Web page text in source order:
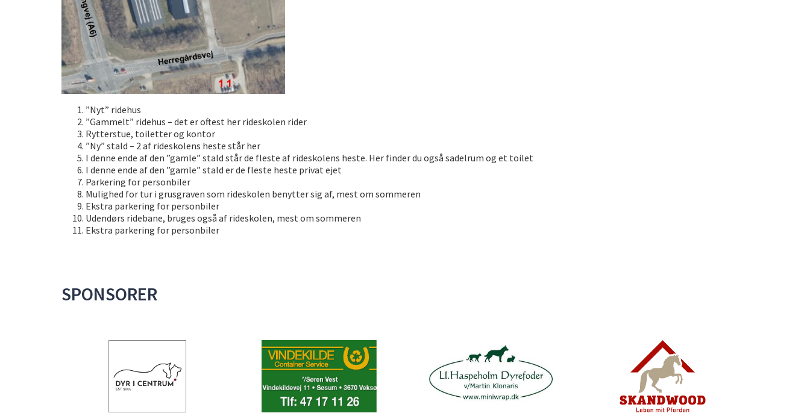
”Nyt” ridehus
”Gammelt” ridehus – det er oftest her rideskolen rider
Rytterstue, toiletter og kontor
”Ny” stald – 2 af rideskolens heste står her
I denne ende af den ”gamle” stald står de fleste af rideskolens heste. Her finder du også sadelrum og et toilet
I denne ende af den ”gamle” stald er de fleste heste privat ejet
Parkering for personbiler
Mulighed for tur i grusgraven som rideskolen benytter sig af, mest om sommeren
Ekstra parkering for personbiler
Udendørs ridebane, bruges også af rideskolen, mest om sommeren
Ekstra parkering for personbiler
SPONSORER